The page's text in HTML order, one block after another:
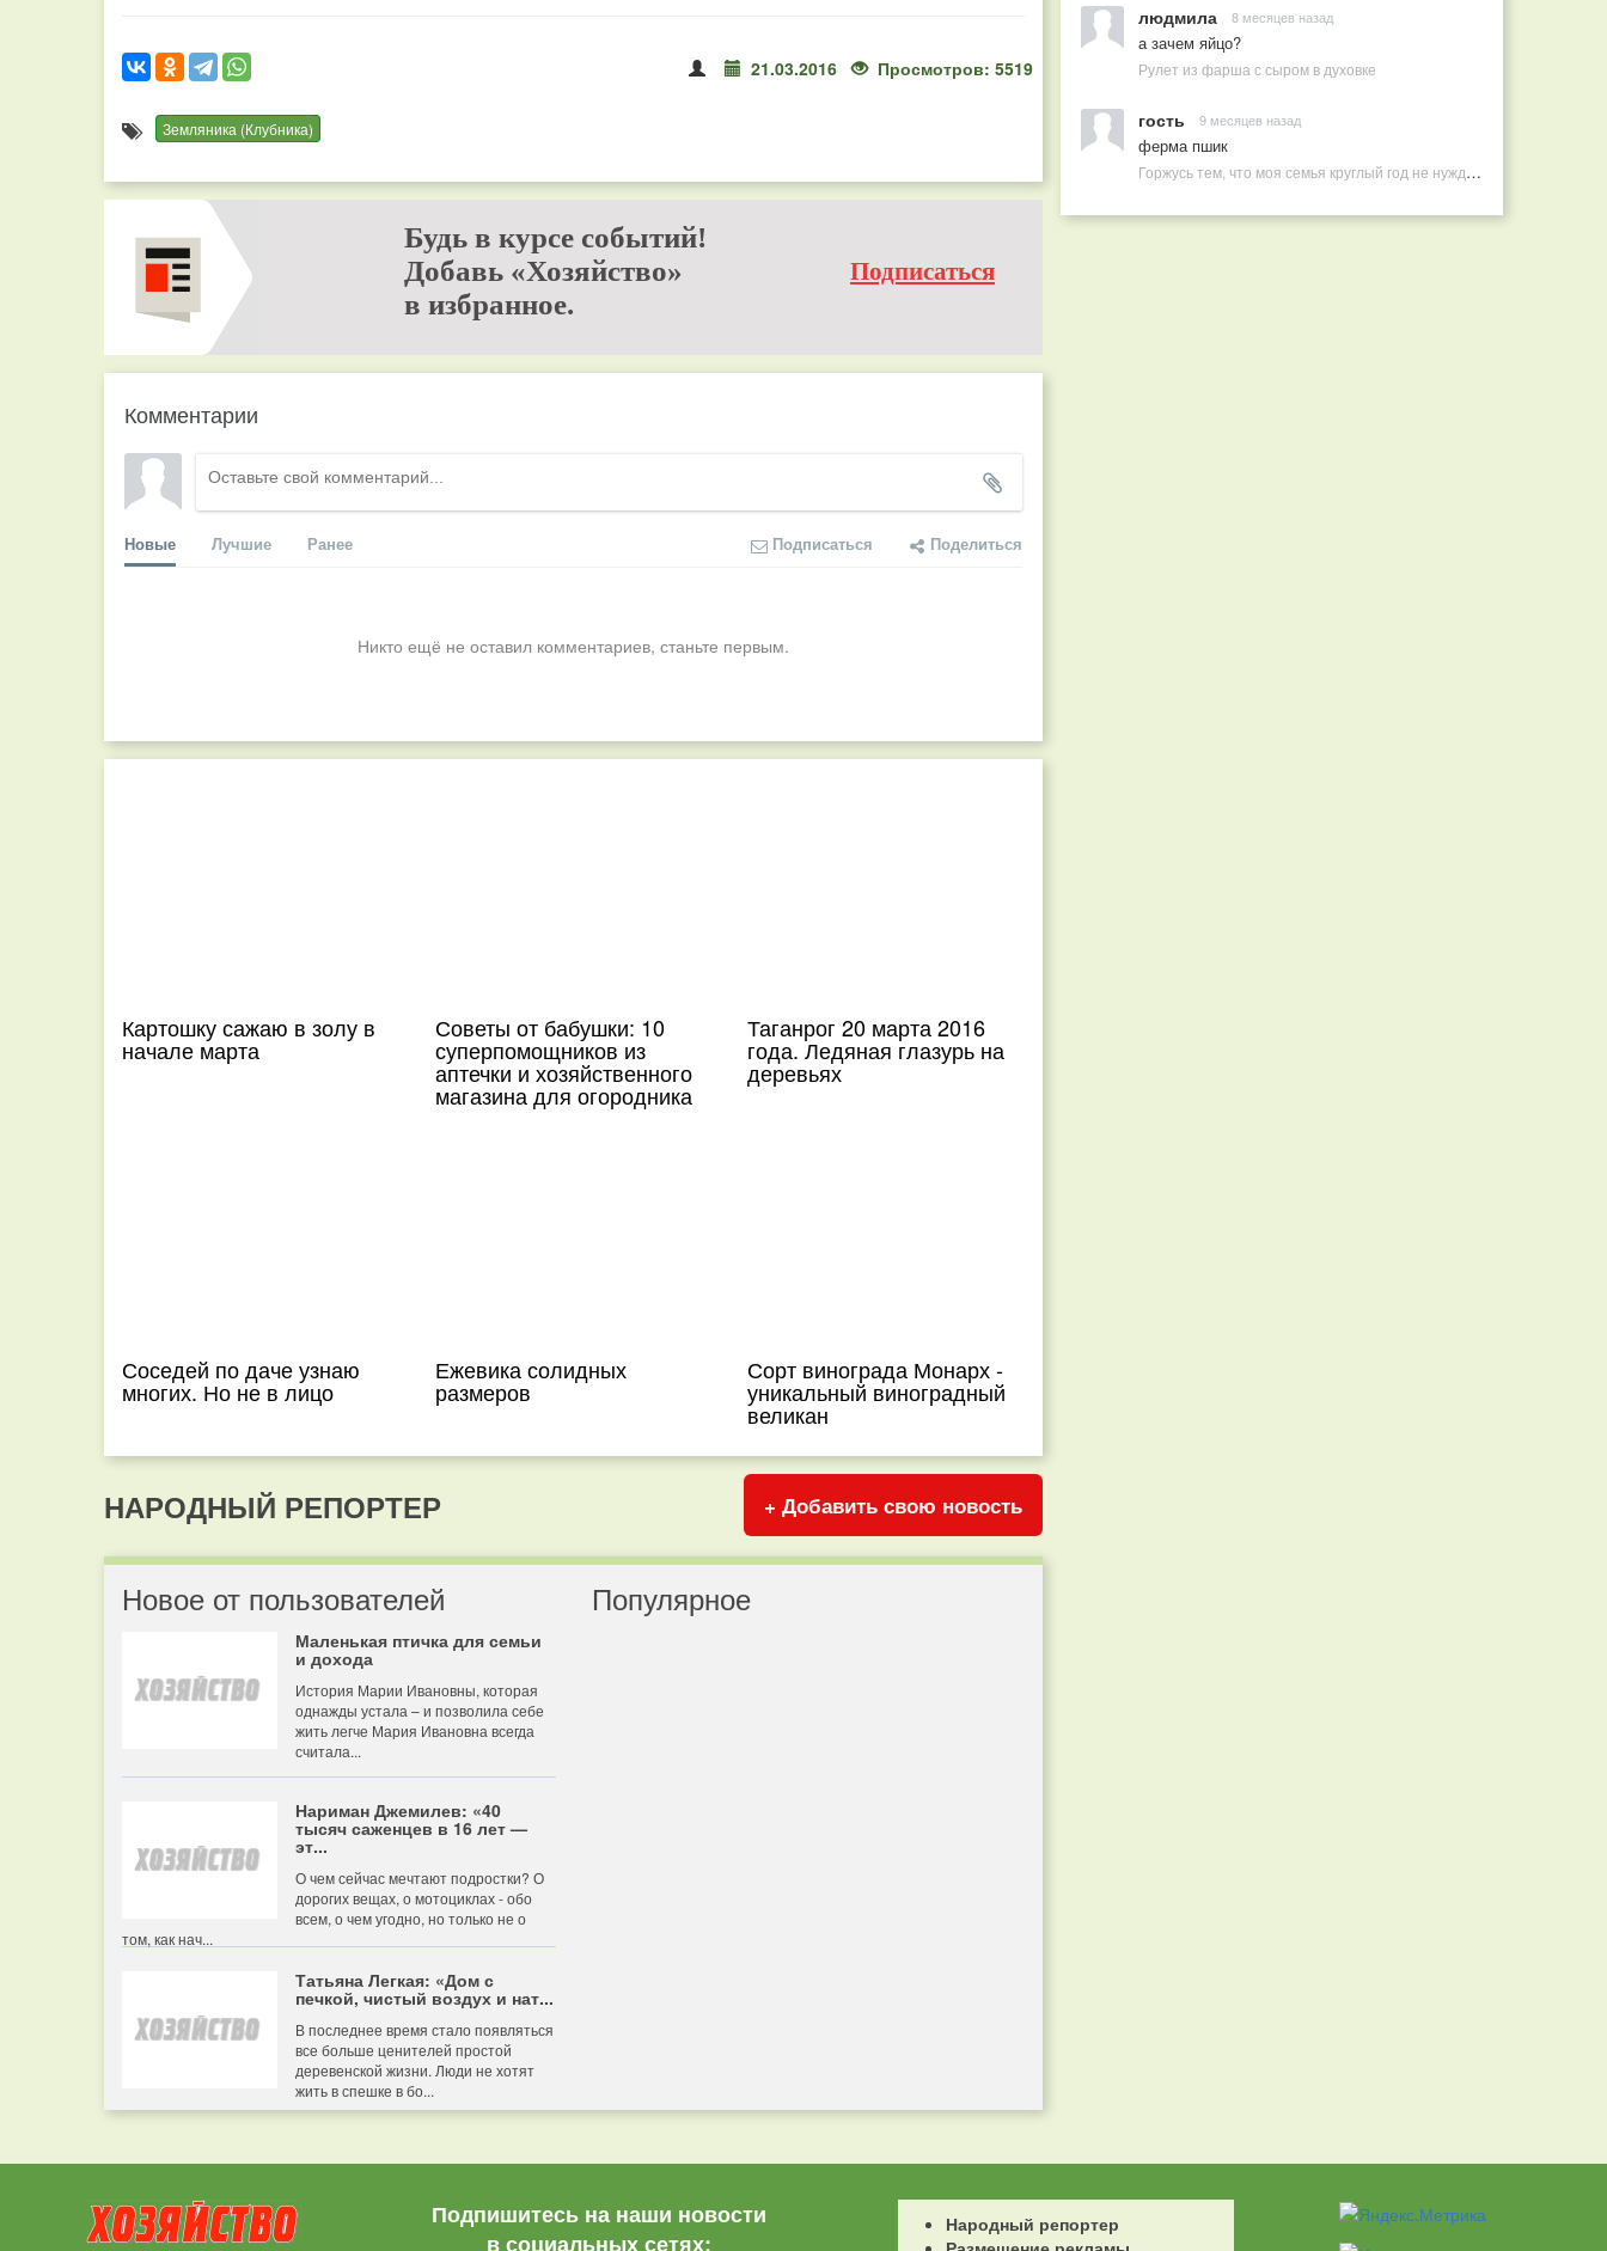
21.03.2016 Просмотров: 5519
Земляника (Клубника)
Будь в курсе событий!
Добавь «Хозяйство»
в избранное.
Подписаться
Комментарии
Новые Лучшие Ранее Подписаться Поделиться
Никто ещё не оставил комментариев, станьте первым.
Картошку сажаю в золу в
начале марта
Советы от бабушки: 10
суперпомощников из
аптечки и хозяйственного
магазина для огородника
Таганрог 20 марта 2016
года. Ледяная глазурь на
деревьях
Соседей по даче узнаю
многих. Но не в лицо
Ежевика солидных
размеров
Сорт винограда Монарх -
уникальный виноградный
великан
НАРОДНЫЙ РЕПОРТЕР + Добавить свою новость
Новое от пользователей
Маленькая птичка для семьи
и дохода
История Марии Ивановны, которая
однажды устала – и позволила себе
жить легче Мария Ивановна всегда
считала...
Нариман Джемилев: «40
тысяч саженцев в 16 лет —
эт...
О чем сейчас мечтают подростки? О
дорогих вещах, о мотоциклах - обо
всем, о чем угодно, но только не о
том, как нач...
Татьяна Легкая: «Дом с
печкой, чистый воздух и нат...
В последнее время стало появляться
все больше ценителей простой
деревенской жизни. Люди не хотят
жить в спешке в бо...
Популярное
людмила 8 месяцев назад
а зачем яйцо?
Рулет из фарша с сыром в духовке
гость 9 месяцев назад
ферма пшик
Горжусь тем, что моя семья круглый год не нуждается в покупных витаминах
Подпишитесь на наши новости
в социальных сетях:
Народный репортер